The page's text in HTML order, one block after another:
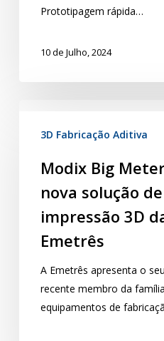
Prototipagem rápida…
10 de Julho, 2024
3D Fabricação Aditiva
Modix Big
nova solução de
impressão 3D
Emetrês
A Emetrês apresenta o
recente membro da
equipamentos de